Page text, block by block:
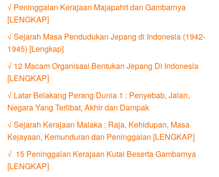
√ Peninggalan Kerajaan Majapahit dan Gambarnya
[LENGKAP]
√ Sejarah Masa Pendudukan Jepang di Indonesia (1942-
1945) [Lengkap]
√ 12 Macam Organisasi Bentukan Jepang Di Indonesia
[LENGKAP]
√ Latar Belakang Perang Dunia 1 : Penyebab, Jalan,
Negara Yang Terlibat, Akhir dan Dampak
√ Sejarah Kerajaan Malaka : Raja, Kehidupan, Masa
Kejayaan, Kemunduran dan Peninggalan [LENGKAP]
√ 15 Peninggalan Kerajaan Kutai Beserta Gambarnya
[LENGKAP]